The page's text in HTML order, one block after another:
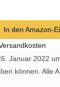
In den Amazon-
Januar 2022
können. Alle